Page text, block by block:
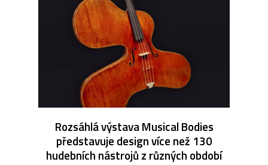
Rozsáhlá výstava Musical Bodies
představuje design více než 130
hudebních nástrojů z různých období